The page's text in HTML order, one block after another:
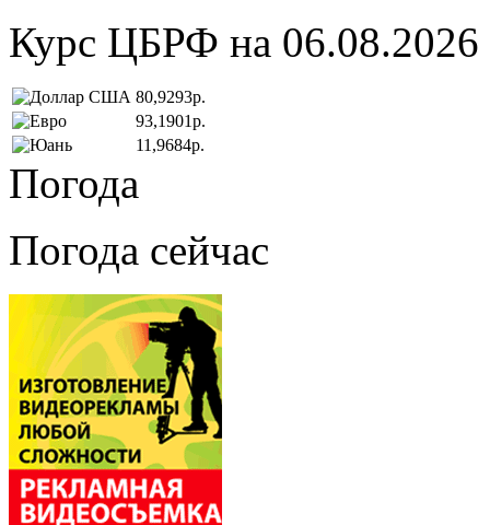
Курс ЦБРФ на 06.08.2026
80,9293р.
93,1901р.
11,9684р.
Погода
Погода сейчас